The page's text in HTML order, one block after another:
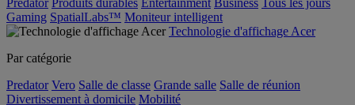
Predator Produits durables Entertainment Business Tous les jours
Gaming SpatialLabs™ Moniteur intelligent
Technologie d'affichage Acer
Par catégorie
Predator Vero Salle de classe Grande salle Salle de réunion
Divertissement à domicile Mobilité